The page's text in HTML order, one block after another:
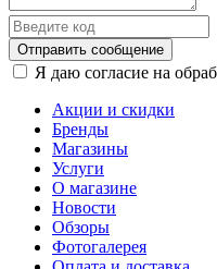
Отправить сообщение
Я даю согласие на
Акции и скидки
Бренды
Магазины
Услуги
О магазине
Новости
Обзоры
Фотогалерея